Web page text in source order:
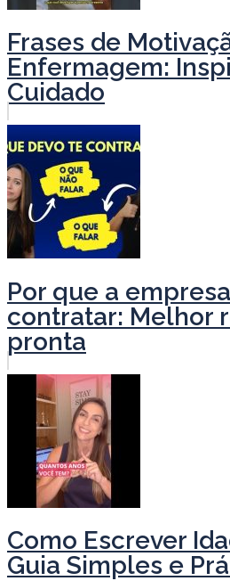
Frases de
Enfermagem:
Cuidado
Por que a
contratar: Melhor
pronta
Como Escrever
Guia Simples e